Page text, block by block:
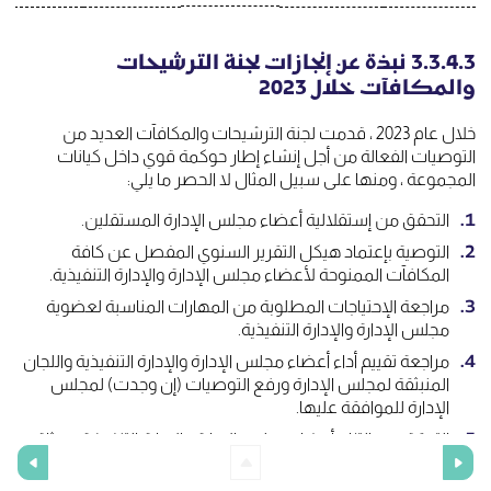
3.3.4.3 نبذة عن إنجازات لجنة الترشيحات
والمكافآت خلال 2023
خلال عام 2023 ، قدمت لجنة الترشيحات والمكافآت العديد من
التوصيات الفعالة من أجل إنشاء إطار حوكمة قوي داخل كيانات
المجموعة ، ومنها على سبيل المثال لا الحصر ما يلي:
التحقق من إستقلالية أعضاء مجلس الإدارة المستقلين.
التوصية بإعتماد هيكل التقرير السنوي المفصل عن كافة
المكافآت الممنوحة لأعضاء مجلس الإدارة والإدارة التنفيذية.
مراجعة الإحتياجات المطلوبة من المهارات المناسبة لعضوية
مجلس الإدارة والإدارة التنفيذية.
مراجعة تقييم أداء أعضاء مجلس الإدارة والإدارة التنفيذية واللجان
المنبثقة لمجلس الإدارة ورفع التوصيات (إن وجدت) لمجلس
الإدارة للموافقة عليها.
التحقق من إلتزام أعضاء مجلس الإدارة والإدارة التنفيذية بميثاق